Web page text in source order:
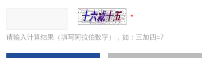
请输入计算结果（填写阿拉伯数字），如：三加四=7